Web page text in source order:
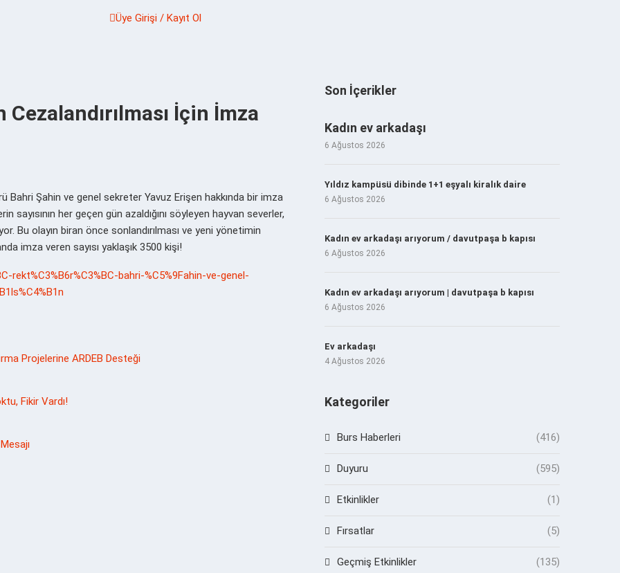
Üye Girişi / Kayıt Ol
İçin İmza
Bahri Şahin ve genel sekreter Yavuz Erişen hakkında bir imza
sayısının her geçen gün azaldığını söyleyen hayvan severler,
Bu olayın biran önce sonlandırılması ve yeni yönetimin
imza veren sayısı yaklaşık 3500 kişi!
rekt%C3%B6r%C3%BC-bahri-%C5%9Fahin-ve-genel-
Projelerine ARDEB Desteği
Fikir Vardı!
Son İçerikler
Kadın ev arkadaşı
6 Ağustos 2026
Yıldız kampüsü dibinde 1+1 eşyalı kiralık daire
6 Ağustos 2026
Kadın ev arkadaşı arıyorum / davutpaşa b kapısı
6 Ağustos 2026
Kadın ev arkadaşı arıyorum | davutpaşa b kapısı
6 Ağustos 2026
Ev arkadaşı
4 Ağustos 2026
Kategoriler
Burs Haberleri (416)
Duyuru (595)
Etkinlikler (1)
Fırsatlar (5)
Geçmiş Etkinlikler (135)